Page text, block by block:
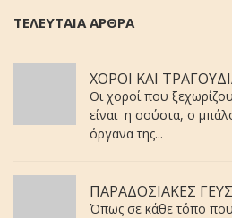
ΤΕΛΕΥΤΑΙΑ ΑΡΘΡΑ
ΧΟΡΟΙ ΚΑΙ
Οι χοροί που
είναι η σούστα, ο
όργανα της...
ΠΑΡΑΔΟΣΙΑΚΕΣ
Όπως σε κάθε τόπο που